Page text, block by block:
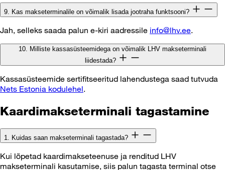
9. Kas makseterminalile on võimalik lisada jootraha funktsooni?
Jah, selleks saada palun e-kiri aadressile info@lhv.ee.
10. Milliste kassasüsteemidega on võimalik LHV makseterminali
liidestada?
Kassasüsteemide sertifitseeritud lahendustega saad tutvuda
Nets Estonia kodulehel.
Kaardimakseterminali tagastamine
1. Kuidas saan makseterminali tagastada?
Kui lõpetad kaardimakseteenuse ja renditud LHV
makseterminali kasutamise, siis palun tagasta terminal otse